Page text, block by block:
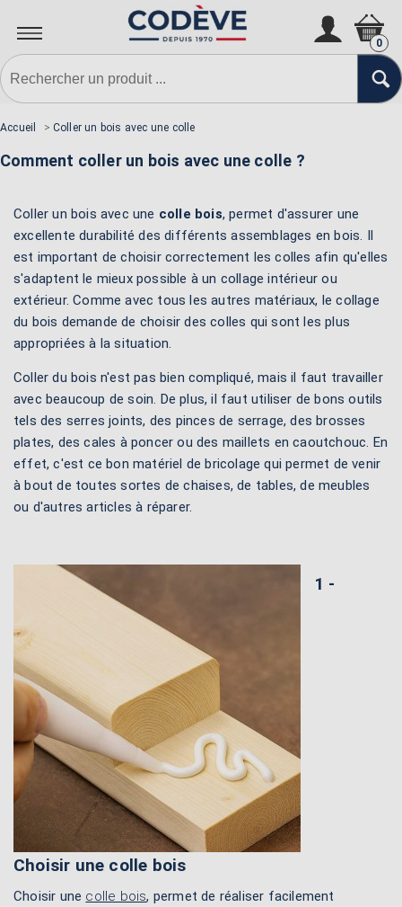
0
Accueil > Coller un bois avec une colle
Comment coller un bois avec une colle ?
Coller un bois avec une colle bois, permet d'assurer une
excellente durabilité des différents assemblages en bois. Il
est important de choisir correctement les colles afin qu'elles
s'adaptent le mieux possible à un collage intérieur ou
extérieur. Comme avec tous les autres matériaux, le collage
du bois demande de choisir des colles qui sont les plus
appropriées à la situation.
Coller du bois n'est pas bien compliqué, mais il faut travailler
avec beaucoup de soin. De plus, il faut utiliser de bons outils
tels des serres joints, des pinces de serrage, des brosses
plates, des cales à poncer ou des maillets en caoutchouc. En
effet, c'est ce bon matériel de bricolage qui permet de venir
à bout de toutes sortes de chaises, de tables, de meubles
ou d'autres articles à réparer.
1 -
Choisir une colle bois
Choisir une colle bois, permet de réaliser facilement